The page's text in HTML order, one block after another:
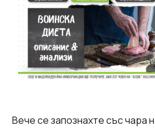
Вече се запознахте със чара